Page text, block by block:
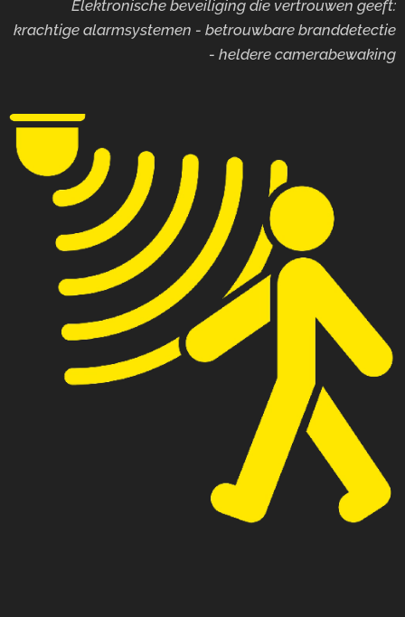
Elektronische beveiliging die vertrouwen geeft:
krachtige alarmsystemen - betrouwbare branddetectie
- heldere camerabewaking